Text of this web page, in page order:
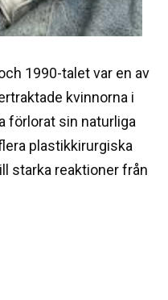
1990-talet var en av
kvinnorna i
förlorat sin naturliga
plastikkirurgiska
starka reaktioner från